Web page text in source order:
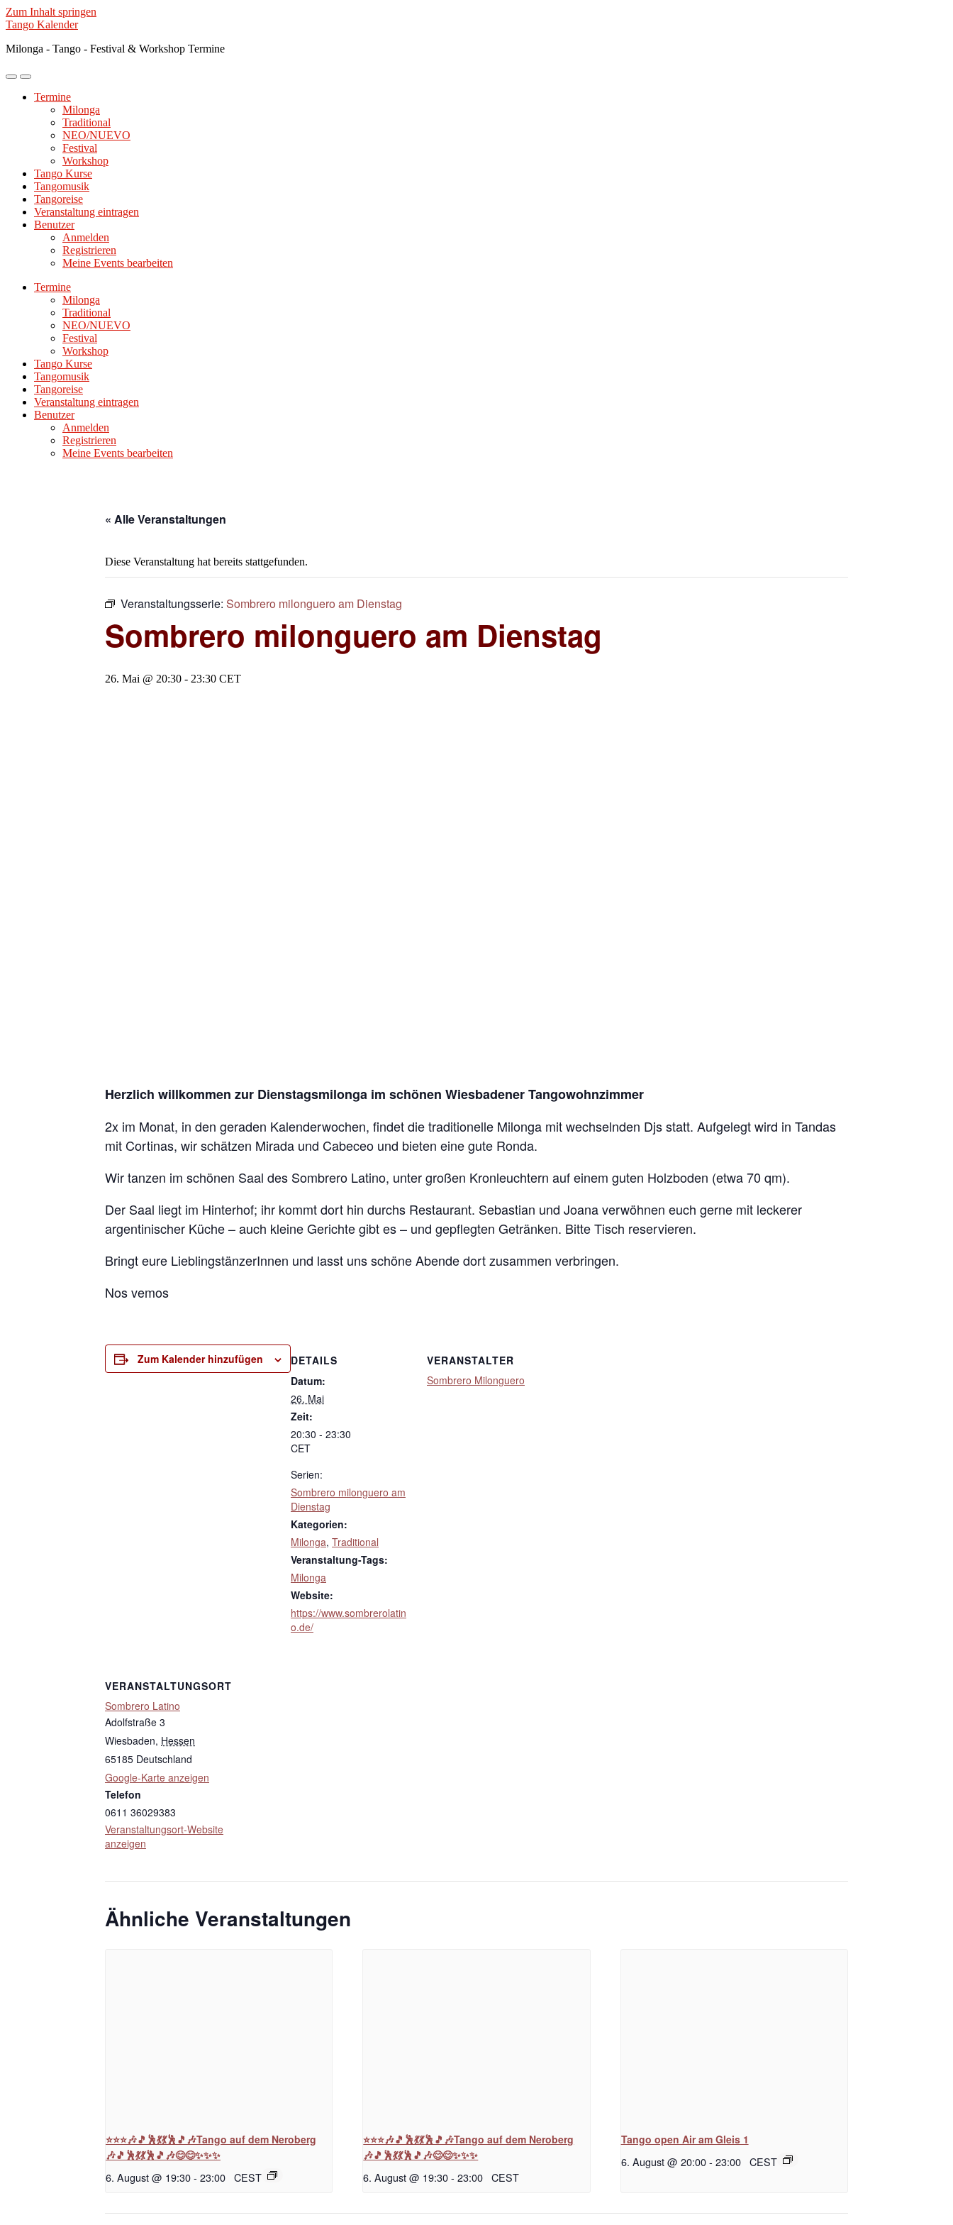
Zum Inhalt springen
Tango Kalender
Milonga - Tango - Festival & Workshop Termine
Mobile-
ein-/ausblenden
Suchfeld
ein-/ausblenden
Termine
Milonga
Traditional
NEO/NUEVO
Festival
Workshop
Tango Kurse
Tangomusik
Tangoreise
Veranstaltung eintragen
Benutzer
Anmelden
Registrieren
Meine Events bearbeiten
Termine
Milonga
Traditional
NEO/NUEVO
Festival
Workshop
Tango Kurse
Tangomusik
Tangoreise
Veranstaltung eintragen
Benutzer
Anmelden
Registrieren
Meine Events bearbeiten
« Alle Veranstaltungen
Diese Veranstaltung hat bereits stattgefunden.
Veranstaltungsserie: Sombrero milonguero am Dienstag
Sombrero milonguero am Dienstag
26. Mai @ 20:30 - 23:30 CET
Herzlich willkommen zur Dienstagsmilonga im schönen Wiesbadener Tangowohnzimmer
2x im Monat, in den geraden Kalenderwochen, findet die traditionelle Milonga mit wechselnden Djs statt. Aufgelegt wird in Tandas
mit Cortinas, wir schätzen Mirada und Cabeceo und bieten eine gute Ronda.
Wir tanzen im schönen Saal des Sombrero Latino, unter großen Kronleuchtern auf einem guten Holzboden (etwa 70 qm).
Der Saal liegt im Hinterhof; ihr kommt dort hin durchs Restaurant. Sebastian und Joana verwöhnen euch gerne mit leckerer
argentinischer Küche – auch kleine Gerichte gibt es – und gepflegten Getränken. Bitte Tisch reservieren.
Bringt eure LieblingstänzerInnen und lasst uns schöne Abende dort zusammen verbringen.
Nos vemos
Zum Kalender hinzufügen
DETAILS
Datum:
26. Mai
Zeit:
20:30 - 23:30
CET
Serien:
Sombrero milonguero am
Dienstag
Kategorien:
Milonga, Traditional
Veranstaltung-Tags:
Milonga
Website:
https://www.sombrerolatin
o.de/
VERANSTALTER
Sombrero Milonguero
VERANSTALTUNGSORT
Sombrero Latino
Adolfstraße 3
Wiesbaden, Hessen
65185 Deutschland
Google-Karte anzeigen
Telefon
0611 36029383
Veranstaltungsort-Website
anzeigen
Ähnliche Veranstaltungen
⭐⭐⭐🎶🎵🕺💃💃🕺🎵🎶Tango auf dem Neroberg
🎶🎵🕺💃💃🕺🎵🎶😊😊✨✨✨
6. August @ 19:30- 23:00 CEST
⭐⭐⭐🎶🎵🕺💃💃🕺🎵🎶Tango auf dem Neroberg
🎶🎵🕺💃💃🕺🎵🎶😊😊✨✨✨
6. August @ 19:30 - 23:00 CEST
Tango open Air am Gleis 1
6. August @ 20:00 - 23:00 CEST